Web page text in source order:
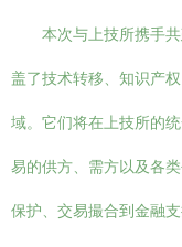
本次与上技所携手
盖了技术转移、知识产
域。它们将在上技所的
易的供方、需方以及各
保护、交易撮合到金融